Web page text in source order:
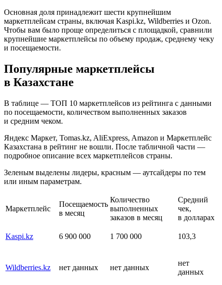
Основная доля принадлежит шести крупнейшим
маркетплейсам страны, включая Kaspi.kz, Wildberries и Ozon.
Чтобы вам было проще определиться с площадкой, сравнили
крупнейшие маркетплейсы по объему продаж, среднему чеку
и посещаемости.
Популярные маркетплейсы
в Казахстане
В таблице — ТОП 10 маркетплейсов из рейтинга с данными
по посещаемости, количеством выполненных заказов
и средним чеком.
Яндекс Маркет, Tomas.kz, AliExpress, Amazon и Маркетплейс
Казахстана в рейтинг не вошли. После табличной части —
подробное описание всех маркетплейсов страны.
Зеленым выделены лидеры, красным — аутсайдеры по тем
или иным параметрам.
Маркетплейс
Посещаемость
в месяц
Количество
выполненных
заказов в месяц
Средний
чек,
в долларах
Kaspi.kz 6 900 000 1 700 000 103,3
Wildberries.kz нет данных нет данных
нет
данных